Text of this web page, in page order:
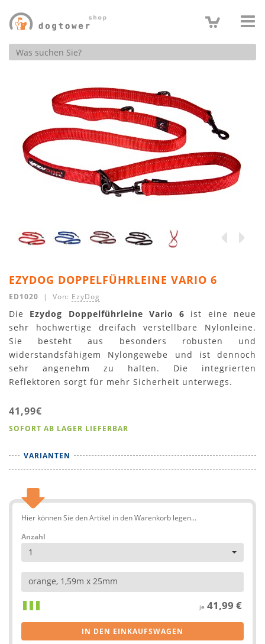
Produktsuche
EZYDOG DOPPELFÜHRLEINE VARIO 6
ED1020 | Von: EzyDog
Die Ezydog Doppelführleine Vario 6 ist eine neue
sehr hochwertige dreifach verstellbare Nylonleine.
Sie besteht aus besonders robusten und
widerstandsfähigem Nylongewebe und ist dennoch
sehr angenehm zu halten. Die integrierten
Reflektoren sorgt für mehr Sicherheit unterwegs.
41,99€
SOFORT AB LAGER LIEFERBAR
VARIANTEN
Hier können Sie den Artikel in den Warenkorb legen...
Anzahl
1
orange, 1,59m x 25mm
je 41,99 €
IN DEN EINKAUFSWAGEN